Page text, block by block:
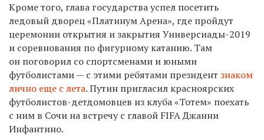
Кроме того, глава государства успел посетить
ледовый дворец «Платинум Арена», где пройдут
церемонии открытия и закрытия Универсиады-2019
и соревнования по фигурному катанию. Там
он поговорил со спортсменами и юными
футболистами — с этими ребятами президент знаком
лично еще с лета. Путин пригласил красноярских
футболистов-детдомовцев из клуба «Тотем» поехать
с ним в Сочи на встречу с главой FIFA Джанни
Инфантино.